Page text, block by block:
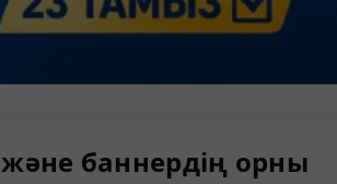
баннердің орны